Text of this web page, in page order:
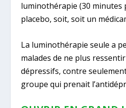
luminothérapie (30
placebo, soit, soit un
La luminothérapie seule a
malades de ne plus
dépressifs, contre
groupe qui prenait